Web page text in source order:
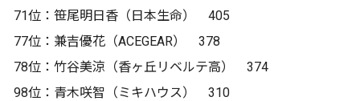
71位：笹尾明日香（日本生命） 405
77位：兼吉優花（ACEGEAR） 378
78位：竹谷美涼（香ヶ丘リベルテ高） 374
98位：青木咲智（ミキハウス） 310